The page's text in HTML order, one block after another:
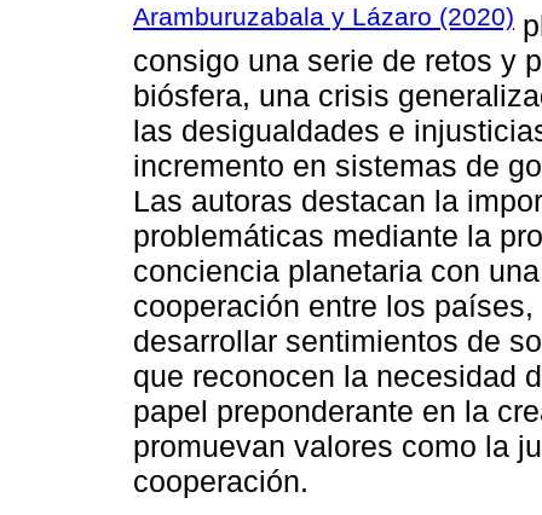
Aramburuzabala y Lázaro (2020)
consigo una serie de retos y
biósfera, una crisis
las desigualdades e
incremento en sistemas de
Las autoras destacan la
problemáticas mediante la
conciencia planetaria con
cooperación entre los
desarrollar sentimientos de
que reconocen la necesidad
papel preponderante en la
promuevan valores como la
cooperación.